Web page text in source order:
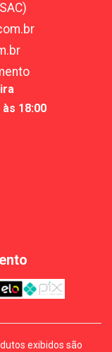
18:00
exibidos são